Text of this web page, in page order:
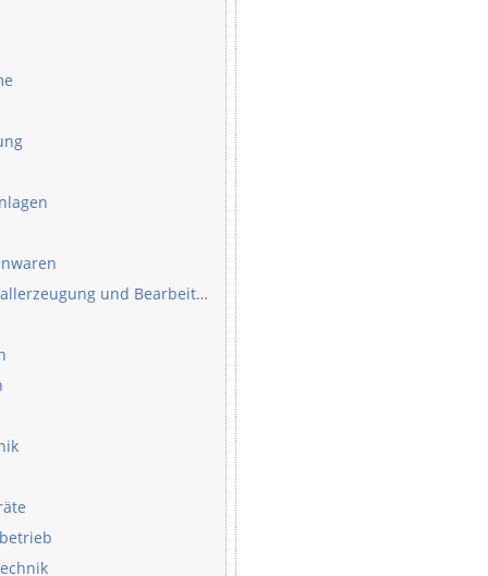
Eisen- und Metallerzeugung und Bearbeitung